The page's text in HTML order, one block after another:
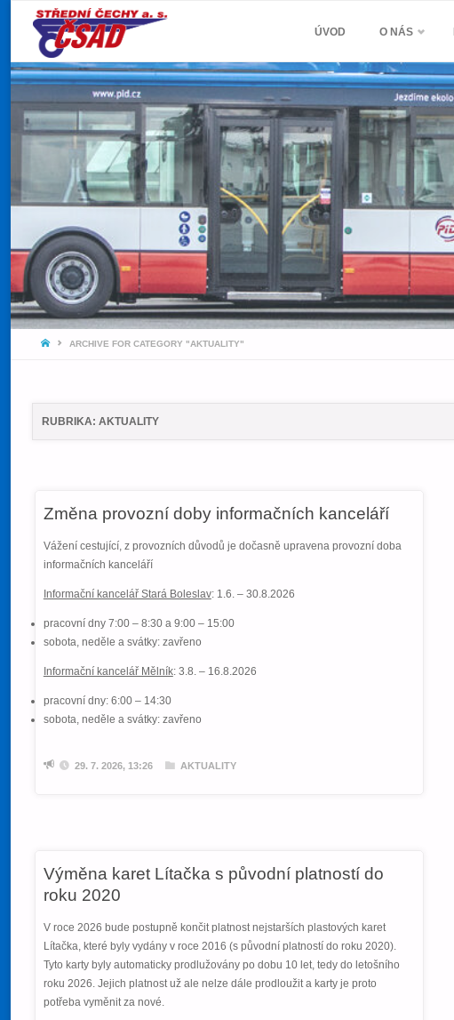
ČECHY
A.S.
Jeďte
snámi!
ÚVOD O NÁS
HOMEARCHIVE FOR CATEGORY "AKTUALITY"
RUBRIKA: AKTUALITY
Změna provozní doby informačních kanceláří
Vážení cestující, z provozních důvodů je dočasně upravena provozní doba
informačních kanceláří
Informační kancelář Stará Boleslav: 1.6. – 30.8.2026
pracovní dny 7:00 – 8:30 a 9:00 – 15:00
sobota, neděle a svátky: zavřeno
Informační kancelář Mělník: 3.8. – 16.8.2026
pracovní dny: 6:00 – 14:30
sobota, neděle a svátky: zavřeno
29. 7. 2026, 13:26 AKTUALITY
Výměna karet Lítačka s původní platností do
roku 2020
V roce 2026 bude postupně končit platnost nejstarších plastových karet
Lítačka, které byly vydány v roce 2016 (s původní platností do roku 2020).
Tyto karty byly automaticky prodlužovány po dobu 10 let, tedy do letošního
roku 2026. Jejich platnost už ale nelze dále prodloužit a karty je proto
potřeba vyměnit za nové.